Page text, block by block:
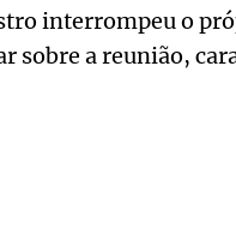
interrompeu o
sobre a reunião,